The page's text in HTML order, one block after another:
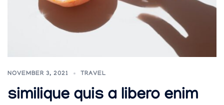
NOVEMBER 3, 2021 TRAVEL
similique quis a libero enim